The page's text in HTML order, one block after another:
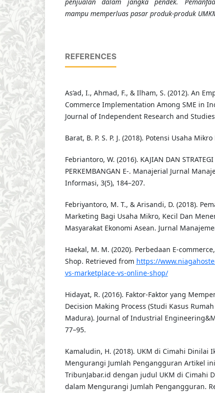
mampu memperluas pasar produk-produk
REFERENCES
As’ad, I., Ahmad, F., & Ilham, S. (2012). An
Commerce Implementation Among SME in
Journal of Independent Research and
Barat, B. P. S. P. J. (2018). Potensi Usaha
Febriantoro, W. (2016). KAJIAN DAN
PERKEMBANGAN E-. Manajerial Jurnal
Informasi, 3(5), 184–207.
Febriyantoro, M. T., & Arisandi, D. (2018).
Marketing Bagi Usaha Mikro, Kecil Dan
Masyarakat Ekonomi Asean. Jurnal
Haekal, M. M. (2020). Perbedaan E-
Shop. Retrieved from https://
vs-marketplace-vs-online-shop/
Hidayat, R. (2016). Faktor-Faktor yang
Decision Making Process (Studi Kasus
Madura). Journal of Industrial
77–95.
Kamaludin, H. (2018). UKM di Cimahi Dinilai
Mengurangi Jumlah Pengangguran Artikel
TribunJabar.id dengan judul UKM di Cimahi
dalam Mengurangi Jumlah Pengangguran.